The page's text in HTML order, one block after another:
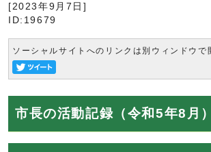
[2023年9月7日]
ID:19679
ソーシャルサイトへのリンクは別ウィンドウで
市長の活動記録（令和5年8月）